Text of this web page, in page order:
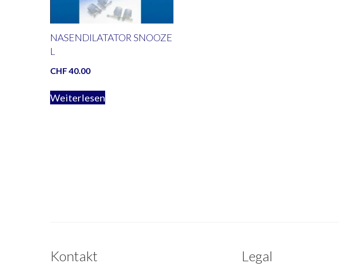
NASENDILATATOR SNOOZE
L
CHF40.00
Weiterlesen
Kontakt Legal